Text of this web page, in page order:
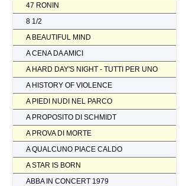
47 RONIN
8 1/2
A BEAUTIFUL MIND
A CENA DA AMICI
A HARD DAY'S NIGHT - TUTTI PER UNO
A HISTORY OF VIOLENCE
A PIEDI NUDI NEL PARCO
A PROPOSITO DI SCHMIDT
A PROVA DI MORTE
A QUALCUNO PIACE CALDO
A STAR IS BORN
ABBA IN CONCERT 1979